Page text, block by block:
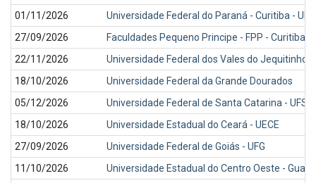
01/11/2026
Universidade Federal do Paraná - Curitiba -
27/09/2026
Faculdades Pequeno Principe - FPP - Curitiba/
22/11/2026
Universidade Federal dos Vales do
18/10/2026
Universidade Federal da Grande Dourados
05/12/2026
Universidade Federal de Santa Catarina - UFSC
18/10/2026
Universidade Estadual do Ceará - UECE
27/09/2026
Universidade Federal de Goiás - UFG
11/10/2026
Universidade Estadual do Centro Oeste -